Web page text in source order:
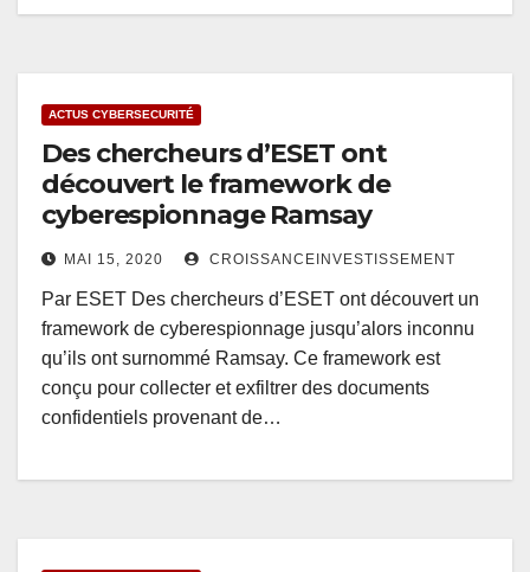
ACTUS CYBERSECURITÉ
Des chercheurs d’ESET ont
découvert le framework de
cyberespionnage Ramsay
MAI 15, 2020 CROISSANCEINVESTISSEMENT
Par ESET Des chercheurs d’ESET ont découvert un
framework de cyberespionnage jusqu’alors inconnu
qu’ils ont surnommé Ramsay. Ce framework est
conçu pour collecter et exfiltrer des documents
confidentiels provenant de…